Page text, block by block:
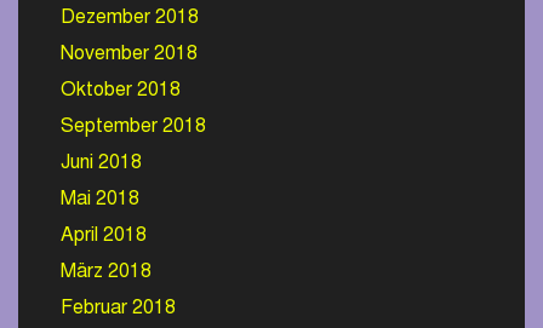
Dezember 2018
November 2018
Oktober 2018
September 2018
Juni 2018
Mai 2018
April 2018
März 2018
Februar 2018